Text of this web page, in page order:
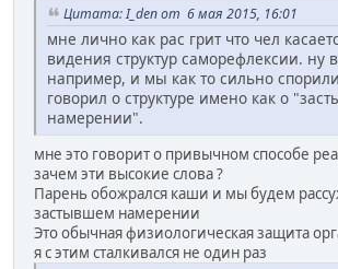
Цитата: I_den от 6 мая 2015, 16:01
мне лично как рас грит что чел
видения структур саморефлексии. ну
например, и мы как то сильно
говорил о структуре имено как о
намерении".
мне это говорит о привычном способе
зачем эти высокие слова ?
Парень обожрался каши и мы будем
застывшем намерении
Это обычная физиологическая защита
я с этим сталкивался не один раз